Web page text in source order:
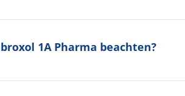
1A Pharma beachten?